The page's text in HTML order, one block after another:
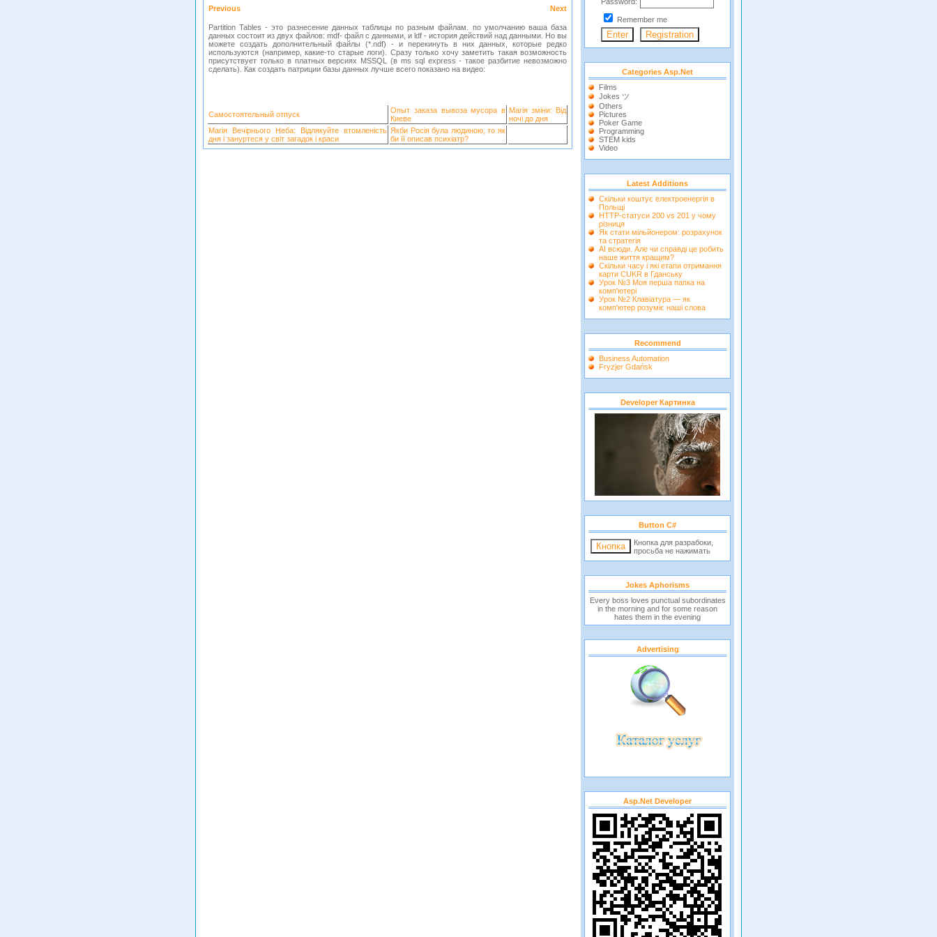
Remember me
Categories Asp.net
Films
Jokes ツ
Others
Pictures
Poker Game
Programming
STEM kids
Video
Latest Additions
Скільки коштує електроенергія в
Польщі
HTTP-статуси 200 vs 201 у чому
різниця
Як стати мільйонером: розрахунок
та стратегія
AI всюди. Але чи справді це робить
наше життя кращим?
Скільки часу і які етапи отримання
карти CUKR в Гданську
Урок №3 Моя перша папка на
комп'ютері
Урок №2 Клавіатура — як
комп'ютер розуміє наші слова
Recommend
Business Automation
Fryzjer Gdańsk
Developer Картинка
Button C#
Кнопка для разрабоки,
просьба не нажимать
Jokes Aphorisms
Every boss loves punctual subordinates
in the morning and for some reason
hates them in the evening
Advertising
Asp.net Developer
Previous Next
Partition Tables - это разнесение данных таблицы по разным файлам. по умолчанию ваша база
данных состоит из двух файлов: mdf- файл с данными, и ldf - история действий над данными. Но вы
можете создать дополнительный файлы (*.ndf) - и перекинуть в них данных, которые редко
используются (например, какие-то старые логи). Сразу только хочу заметить такая возможность
присутствует только в платных версиях MSSQL (в ms sql express - такое разбитие невозможно
сделать). Как создать патриции базы данных лучше всего показано на видео:
Самостоятельный отпуск
Опыт заказа вывоза мусора в
Киеве
Магія зміни: Від
ночі до дня
Магія Вечірнього Неба: Відлякуйте втомленість
дня і зануртеся у світ загадок і краси
Якби Росія була людиною, то як
би її описав психіатр?